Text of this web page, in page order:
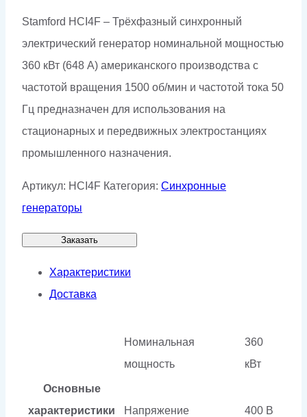
Stamford HCI4F – Трёхфазный синхронный
электрический генератор номинальной мощностью
360 кВт (648 А) американского производства с
частотой вращения 1500 об/мин и частотой тока 50
Гц предназначен для использования на
стационарных и передвижных электростанциях
промышленного назначения.
Артикул: HCI4F Категория: Синхронные
генераторы
Заказать
Характеристики
Доставка
Основные
характеристики
Номинальная
мощность
360
кВт
Напряжение 400 В